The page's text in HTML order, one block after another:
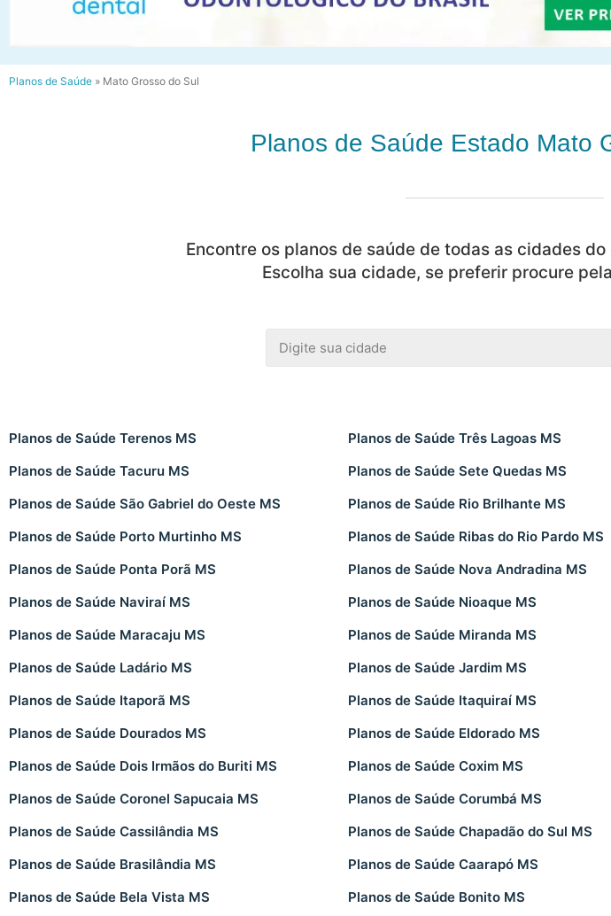
Planos de Saúde » Mato Grosso do Sul
Planos de Saúde Estado Mato
Encontre os planos de saúde de todas as cidades
Escolha sua cidade, se preferir procure
Planos de Saúde Terenos MS Planos de Saúde Três Lagoas MS
Planos de Saúde Tacuru MS
Planos de Saúde Sete Quedas MS
Planos de Saúde São Gabriel do Oeste MS
Planos de Saúde Rio Brilhante MS
Planos de Saúde Porto Murtinho MS
Planos de Saúde Ribas do Rio Pardo MS
Planos de Saúde Ponta Porã MS
Planos de Saúde Nova Andradina MS
Planos de Saúde Naviraí MS
Planos de Saúde Nioaque MS
Planos de Saúde Maracaju MS
Planos de Saúde Miranda MS
Planos de Saúde Ladário MS
Planos de Saúde Jardim MS
Planos de Saúde Itaporã MS
Planos de Saúde Itaquiraí MS
Planos de Saúde Dourados MS
Planos de Saúde Eldorado MS
Planos de Saúde Dois Irmãos do Buriti MS
Planos de Saúde Coxim MS
Planos de Saúde Coronel Sapucaia MS
Planos de Saúde Corumbá MS
Planos de Saúde Cassilândia MS
Planos de Saúde Chapadão do Sul MS
Planos de Saúde Brasilândia MS
Planos de Saúde Caarapó MS
Planos de Saúde Bela Vista MS
Planos de Saúde Bonito MS